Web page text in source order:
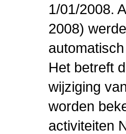
1/01/2008.
2008)
Het betreft
wijziging
worden
activiteiten